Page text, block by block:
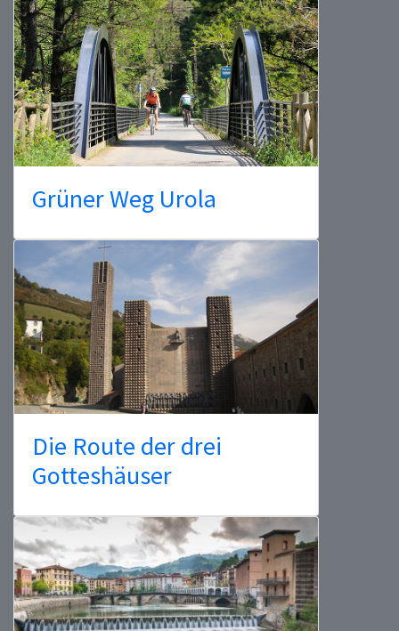
Grüner Weg Urola
Die Route der drei
Gotteshäuser